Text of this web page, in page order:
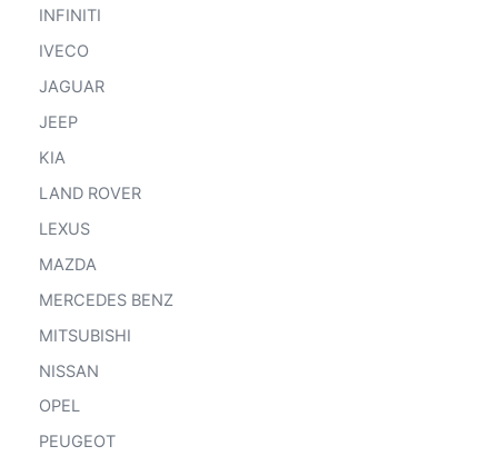
INFINITI
IVECO
JAGUAR
JEEP
KIA
LAND ROVER
LEXUS
MAZDA
MERCEDES BENZ
MITSUBISHI
NISSAN
OPEL
PEUGEOT